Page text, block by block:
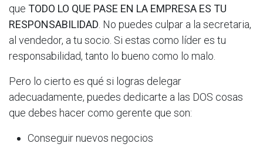
que TODO LO QUE PASE EN LA EMPRESA ES TU
RESPONSABILIDAD . No puedes culpar a la secretaria,
al vendedor, a tu socio. Si estas como líder es tu
responsabilidad, tanto lo bueno como lo malo.
Pero lo cierto es qué si logras delegar
adecuadamente, puedes dedicarte a las DOS cosas
que debes hacer como gerente que son:
Conseguir nuevos negocios